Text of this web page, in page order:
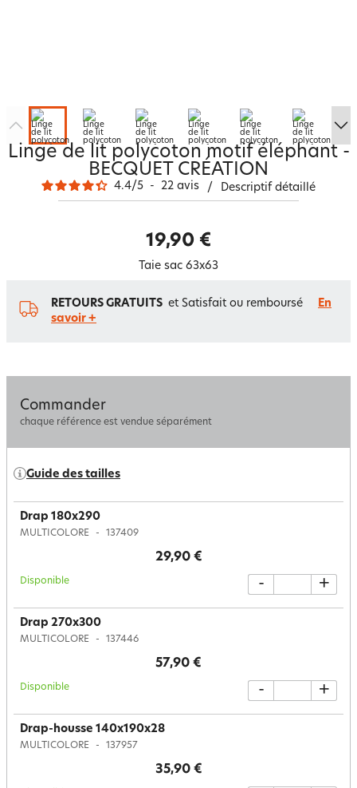
Linge de lit polycoton motif éléphant -
BECQUET CRÉATION
4.4/5 - 22 avis / Descriptif détaillé
19,90 €
Taie sac 63x63
RETOURS GRATUITS et Satisfait ou remboursé
En
savoir +
Commander
chaque référence est vendue séparément
Guide des tailles
Drap 180x290
MULTICOLORE 137409
29,90 €
Disponible - +
Drap 270x300
MULTICOLORE 137446
57,90 €
Disponible - +
Drap-housse 140x190x28
MULTICOLORE 137957
35,90 €